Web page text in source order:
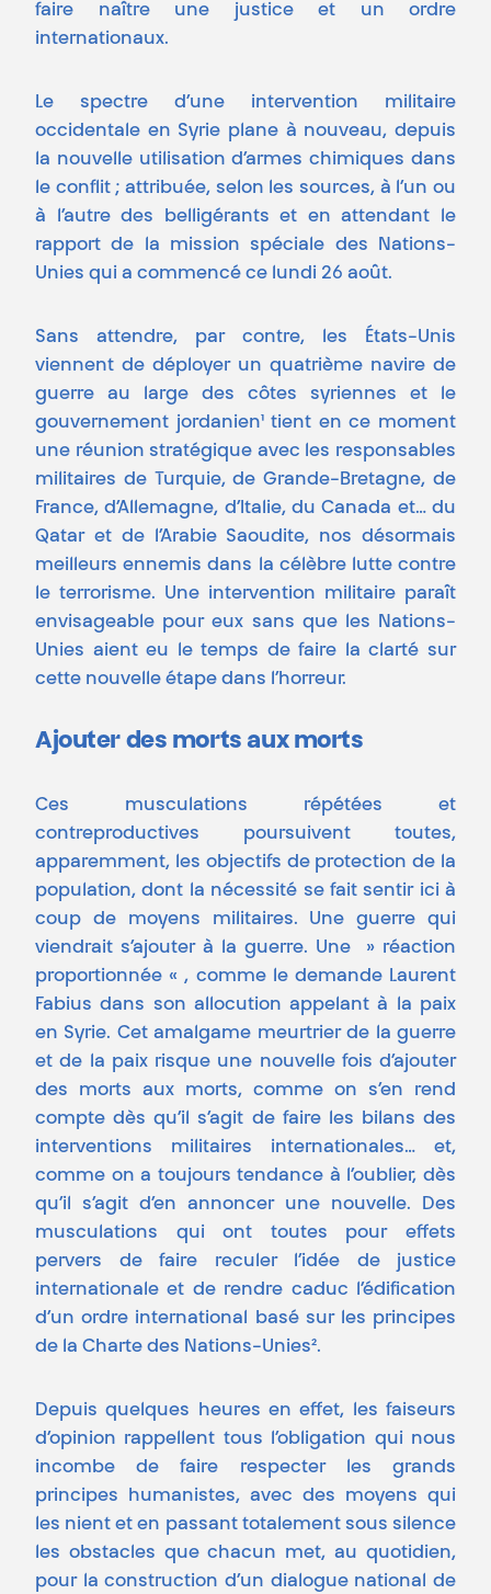
faire naître une justice et un ordre
internationaux.
Le spectre d’une intervention militaire
occidentale en Syrie plane à nouveau, depuis
la nouvelle utilisation d’armes chimiques dans
le conflit ; attribuée, selon les sources, à l’un ou
à l’autre des belligérants et en attendant le
rapport de la mission spéciale des Nations-
Unies qui a commencé ce lundi 26 août.
Sans attendre, par contre, les États-Unis
viennent de déployer un quatrième navire de
guerre au large des côtes syriennes et le
gouvernement jordanien¹ tient en ce moment
une réunion stratégique avec les responsables
militaires de Turquie, de Grande-Bretagne, de
France, d’Allemagne, d’Italie, du Canada et… du
Qatar et de l’Arabie Saoudite, nos désormais
meilleurs ennemis dans la célèbre lutte contre
le terrorisme. Une intervention militaire paraît
envisageable pour eux sans que les Nations-
Unies aient eu le temps de faire la clarté sur
cette nouvelle étape dans l’horreur.
Ajouter des morts aux morts
Ces musculations répétées et
contreproductives poursuivent toutes,
apparemment, les objectifs de protection de la
population, dont la nécessité se fait sentir ici à
coup de moyens militaires. Une guerre qui
viendrait s’ajouter à la guerre. Une » réaction
proportionnée « , comme le demande Laurent
Fabius dans son allocution appelant à la paix
en Syrie. Cet amalgame meurtrier de la guerre
et de la paix risque une nouvelle fois d’ajouter
des morts aux morts, comme on s’en rend
compte dès qu’il s’agit de faire les bilans des
interventions militaires internationales… et,
comme on a toujours tendance à l’oublier, dès
qu’il s’agit d’en annoncer une nouvelle. Des
musculations qui ont toutes pour effets
pervers de faire reculer l’idée de justice
internationale et de rendre caduc l’édification
d’un ordre international basé sur les principes
de la Charte des Nations-Unies².
Depuis quelques heures en effet, les faiseurs
d’opinion rappellent tous l’obligation qui nous
incombe de faire respecter les grands
principes humanistes, avec des moyens qui
les nient et en passant totalement sous silence
les obstacles que chacun met, au quotidien,
pour la construction d’un dialogue national de